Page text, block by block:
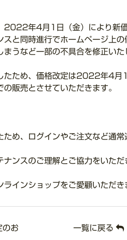
年4月1日（金）により新価
と同時進行でホームページ上の
うなど一部の不具合を修正いた
たため、価格改定は2022年4月
販売とさせていただきます。
め、ログインやご注文など通常
ンスのご理解とご協力をいただ
インショップをご愛顧いただき
のお
一覧に戻る